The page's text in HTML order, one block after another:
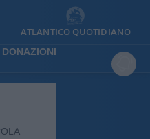
ATLANTICO QUOTIDIANO